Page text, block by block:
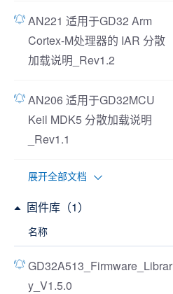
AN221 适用于GD32 Arm
Cortex-M处理器的 IAR 分散
加载说明_Rev1.2
AN206 适用于GD32MCU
Keil MDK5 分散加载说明
_Rev1.1
展开全部文档
固件库（1）
名称
GD32A513_Firmware_Librar
y_V1.5.0